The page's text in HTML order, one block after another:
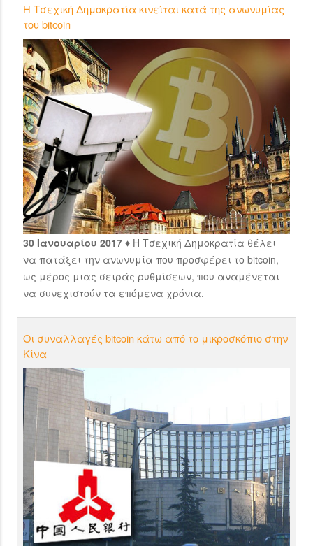
H Τσεχική Δημοκρατία κινείται κατά της ανωνυμίας
του bitcoin
30 Ιανουαρίου 2017 ♦ Η Τσεχική Δημοκρατία θέλει
να πατάξει την ανωνυμία που προσφέρει το bitcoin,
ως μέρος μιας σειράς ρυθμίσεων, που αναμένεται
να συνεχιστούν τα επόμενα χρόνια.
Οι συναλλαγές bitcoin κάτω από το μικροσκόπιο στην
Κίνα